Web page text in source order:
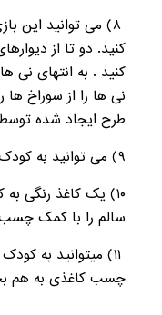
۸) می توانید این
کنید. دو تا از
کنید . به انتهای نی
نی ها را از سوراخ
طرح ایجاد شده توسط
۹) می توانید به کودک قیچی بدهید تا نی ها را خرد کند.
۱۰) یک کاغذ رنگی
سالم را با کمک چسب
۱۱) میتوانید به
چسب کاغذی به هم